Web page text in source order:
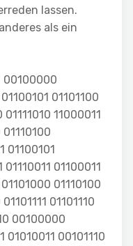
lassen.
als ein
00100000
01101100
11000011
01100101
01100011
01110100
01101110
00100000
00101110